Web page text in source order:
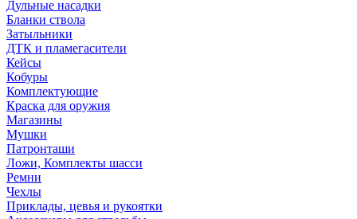
Дульные насадки
Бланки ствола
Затыльники
ДТК и пламегасители
Кейсы
Кобуры
Комплектующие
Краска для оружия
Магазины
Мушки
Патронташи
Ложи, Комплекты шасси
Ремни
Чехлы
Приклады, цевья и рукоятки